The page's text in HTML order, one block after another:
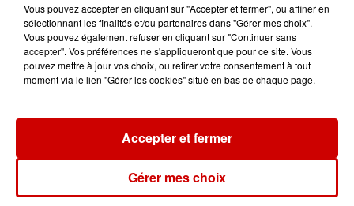
Destination Vacances : inscrivez-
vous !
Newsletter
Vous pouvez accepter en cliquant sur "Accepter et fermer", ou affiner en
sélectionnant les finalités et/ou partenaires dans "Gérer mes choix".
Vous pouvez également refuser en cliquant sur "Continuer sans
accepter". Vos préférences ne s'appliqueront que pour ce site. Vous
pouvez mettre à jour vos choix, ou retirer votre consentement à tout
moment via le lien "Gérer les cookies" situé en bas de chaque page.
Gérer mes choix
Accepter et fermer